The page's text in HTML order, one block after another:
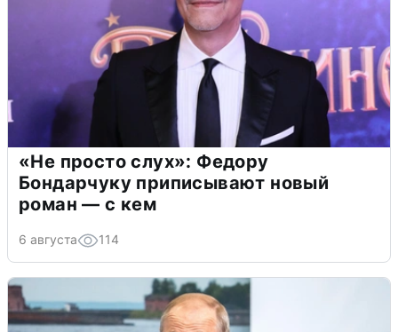
«Не просто слух»: Федору
Бондарчуку приписывают новый
роман — с кем
6 августа 114